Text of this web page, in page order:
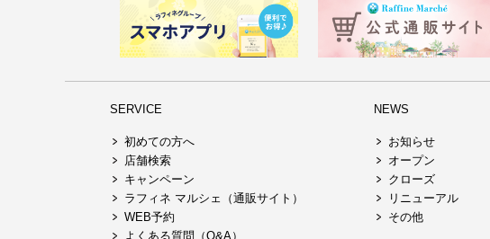
SERVICE
初めての方へ
店舗検索
キャンペーン
ラフィネ マルシェ（通販サイト）
WEB予約
よくある質問（Q&A）
NEWS
お知らせ
オープン
クローズ
リニューアル
その他